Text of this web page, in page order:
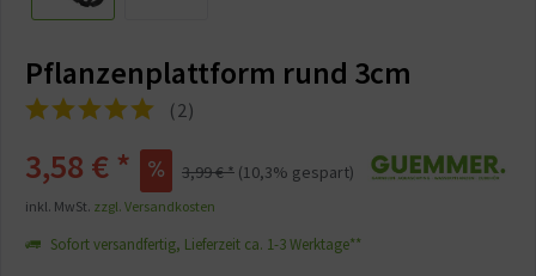
Pflanzenplattform rund 3cm
(2)
3,58 €* 3,99 €* (10,3% gespart)
inkl. MwSt. zzgl. Versandkosten
Sofort versandfertig, Lieferzeit ca. 1-3 Werktage**